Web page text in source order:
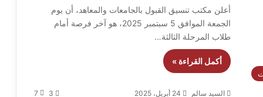
أعلن مكتب تنسيق القبول بالجامعات والمعاهد، أن يوم
الجمعة الموافق 5 سبتمبر 2025، هو آخر فرصة أمام
طلاب المرحلة الثالثة…
أكمل القراءة »
السيد سالم 24 أبريل، 2025 3
7